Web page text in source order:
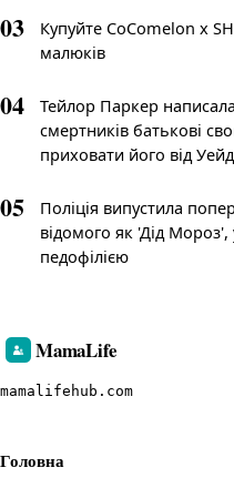
03
Купуйте CoComelon x
малюків
04
Тейлор Паркер
смертників батькові
приховати його від
05
Поліція випустила
відомого як 'Дід
педофілією
MamaLife
mamalifehub.com
Головна